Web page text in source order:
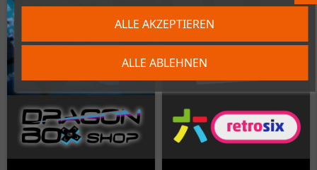
ALLE ABLEHNEN
ALLE AKZEPTIEREN